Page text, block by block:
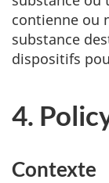
contienne ou
substance
dispositifs
4.
Contexte